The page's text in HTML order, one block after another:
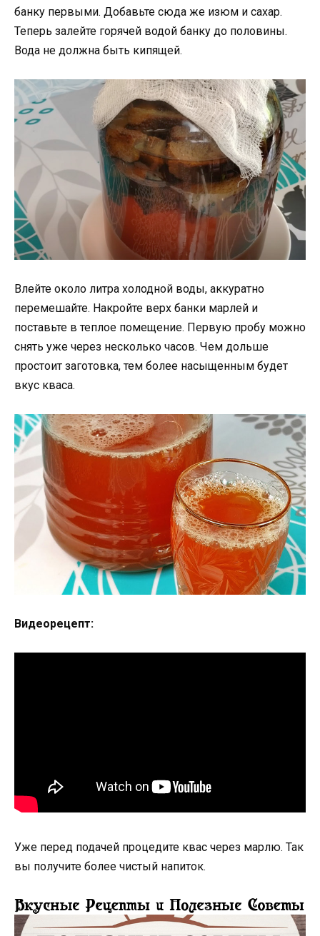
банку первыми. Добавьте сюда же изюм и сахар.
Теперь залейте горячей водой банку до половины.
Вода не должна быть кипящей.
Влейте около литра холодной воды, аккуратно
перемешайте. Накройте верх банки марлей и
поставьте в теплое помещение. Первую пробу можно
снять уже через несколько часов. Чем дольше
простоит заготовка, тем более насыщенным будет
вкус кваса.
Видеорецепт:
Уже перед подачей процедите квас через марлю. Так
вы получите более чистый напиток.